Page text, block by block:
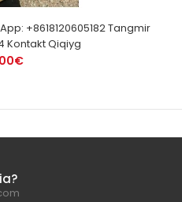
+8618120605182 Tangmir
Kontakt Qiqiyg